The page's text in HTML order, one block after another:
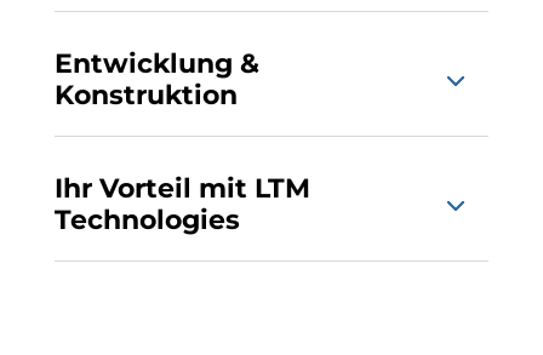
Entwicklung &
Konstruktion
Ihr Vorteil mit LTM
Technologies